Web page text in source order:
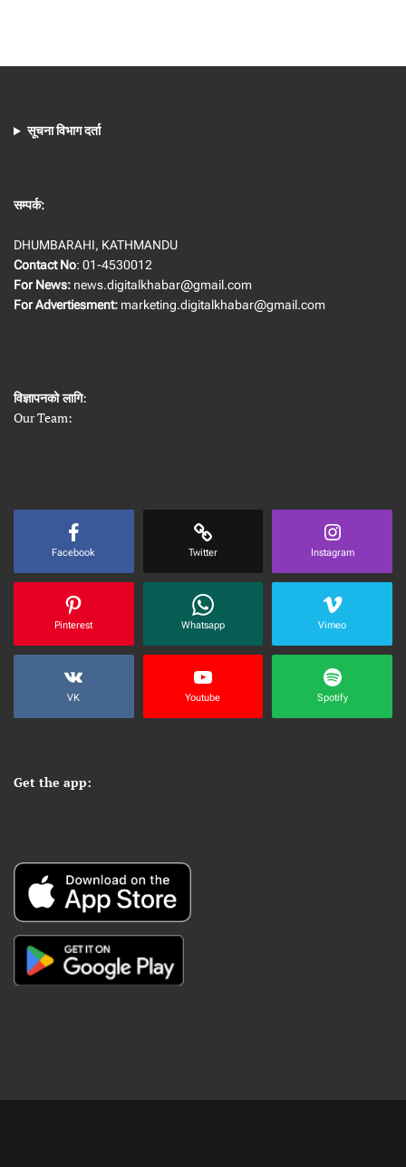
सूचना विभाग दर्ता
सम्पर्क:
DHUMBARAHI, KATHMANDU
Contact No: 01-4530012
For News: news.digitalkhabar@gmail.com
For Advertiesment: marketing.digitalkhabar@gmail.com
विज्ञापनको लागि:
Our Team:
Facebook Twitter Instagram
Pinterest Whatsapp Vimeo
VK Youtube Spotify
Get the app: